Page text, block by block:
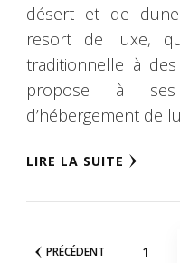
désert et de
resort de luxe,
traditionnelle à
propose à
d’hébergement de
LIRE LA SUITE
Navigation
PRÉCÉDENT PAGE
1